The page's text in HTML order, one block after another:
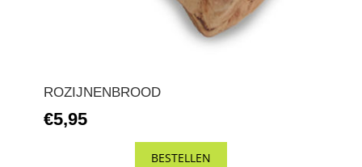
ROZIJNENBROOD
€5,95